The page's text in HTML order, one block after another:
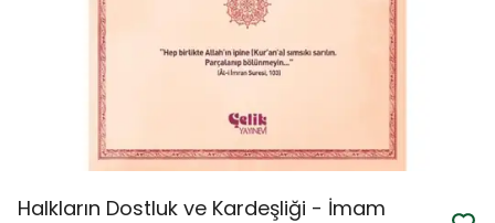
Halkların Dostluk ve Kardeşliği - İmam